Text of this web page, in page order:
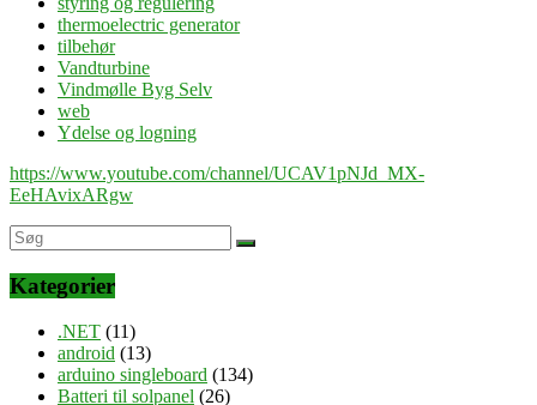
thermoelectric generator
tilbehør
Vandturbine
Vindmølle Byg Selv
web
Ydelse og logning
https://www.youtube.com/channel/UCAV1pNJd_MX-
EeHAvixARgw
Kategorier
.NET (11)
android (13)
arduino singleboard (134)
Batteri til solpanel (26)